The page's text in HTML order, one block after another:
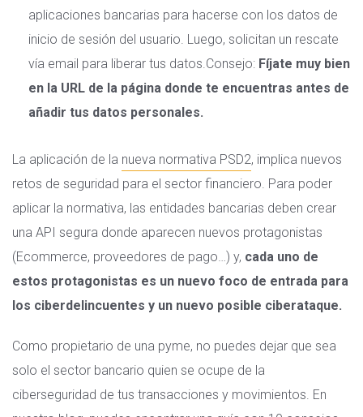
aplicaciones bancarias para hacerse con los datos de
inicio de sesión del usuario. Luego, solicitan un rescate
vía email para liberar tus datos.Consejo: Fíjate muy bien
en la URL de la página donde te encuentras antes de
añadir tus datos personales.
La aplicación de la nueva normativa PSD2, implica nuevos
retos de seguridad para el sector financiero. Para poder
aplicar la normativa, las entidades bancarias deben crear
una API segura donde aparecen nuevos protagonistas
(Ecommerce, proveedores de pago…) y, cada uno de
estos protagonistas es un nuevo foco de entrada para
los ciberdelincuentes y un nuevo posible ciberataque.
Como propietario de una pyme, no puedes dejar que sea
solo el sector bancario quien se ocupe de la
ciberseguridad de tus transacciones y movimientos. En